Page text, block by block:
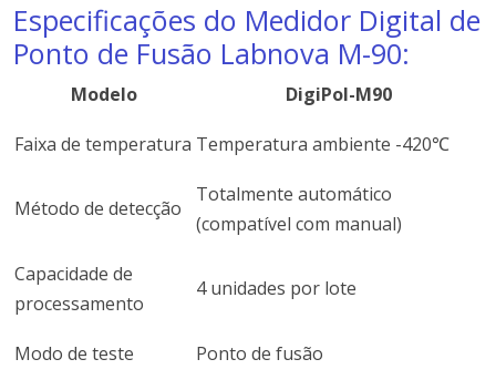
Especificações do Medidor Digital de
Ponto de Fusão Labnova M-90:
Modelo DigiPol-M90
Faixa de temperatura Temperatura ambiente -420℃
Método de detecção
Totalmente automático
(compatível com manual)
Capacidade de
processamento
4 unidades por lote
Modo de teste Ponto de fusão